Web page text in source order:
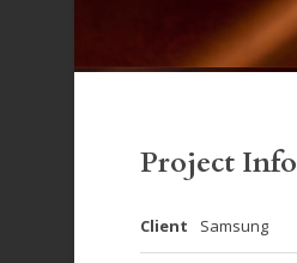
Project Info
Client Samsung